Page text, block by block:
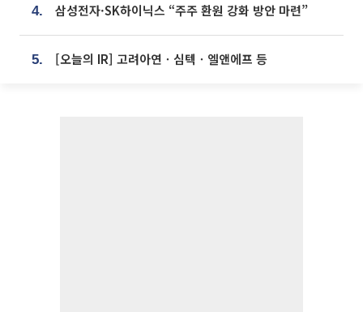
4. 삼성전자·SK하이닉스 “주주 환원 강화 방안 마련”
5. [오늘의 IR] 고려아연ㆍ심텍ㆍ엘앤에프 등